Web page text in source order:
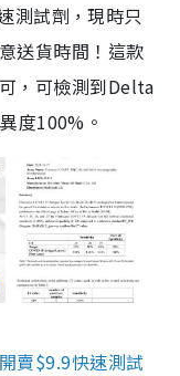
測試劑，現時只
送貨時間！這款
，可檢測到Delta
度100%。
賣$9.9快速測試